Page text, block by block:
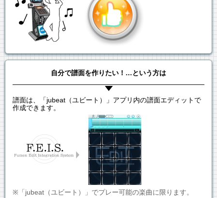
自分で譜面を作りたい！…という方は
譜面は、「jubeat（ユビート）」アプリ内の譜面エディットで
作成できます。
※「jubeat（ユビート）」でプレー可能の楽曲に限ります。